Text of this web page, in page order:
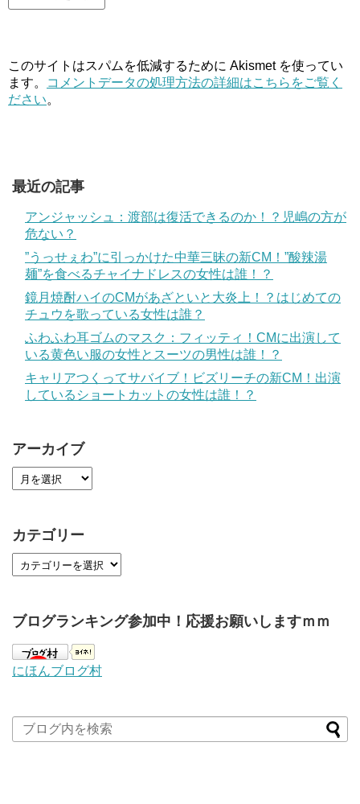
このサイトはスパムを低減するために Akismet を使ってい
ます。
コメントデータの処理方法の詳細はこちらをご覧く
ださい。
最近の記事
アンジャッシュ：渡部は復活できるのか！？児嶋の方が
危ない？
”うっせぇわ”に引っかけた中華三昧の新CM！”酸辣湯
麺”を食べるチャイナドレスの女性は誰！？
鏡月焼酎ハイのCMがあざといと大炎上！？はじめての
チュウを歌っている女性は誰？
ふわふわ耳ゴムのマスク：フィッティ！CMに出演して
いる黄色い服の女性とスーツの男性は誰！？
キャリアつくってサバイブ！ビズリーチの新CM！出演
しているショートカットの女性は誰！？
アーカイブ
カテゴリー
ブログランキング参加中！応援お願いしますｍｍ
にほんブログ村